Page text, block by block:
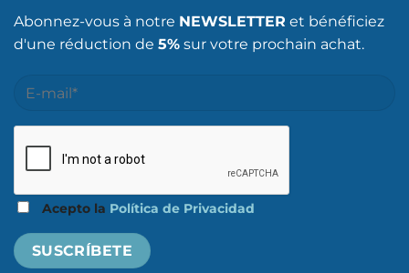
Abonnez-vous à notre NEWSLETTER et bénéficiez
d'une réduction de 5% sur votre prochain achat.
Acepto la Política de Privacidad